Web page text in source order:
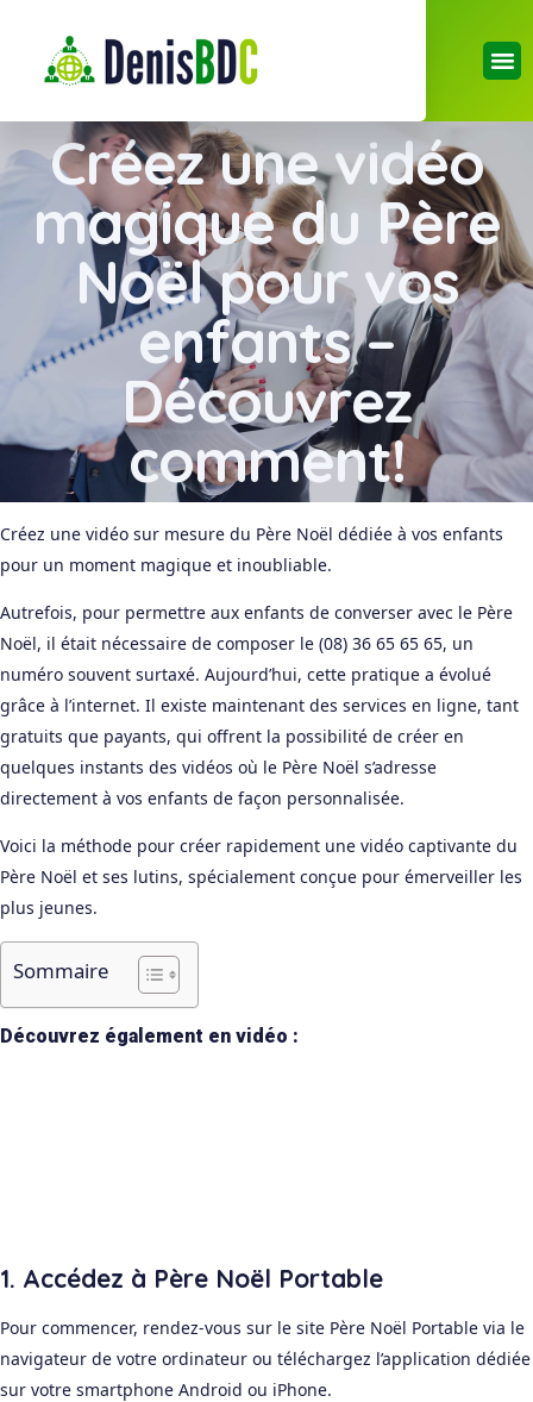
Créez une vidéo
magique du Père
Noël pour vos
enfants –
Découvrez
comment!
Créez une vidéo sur mesure du Père Noël dédiée à vos enfants
pour un moment magique et inoubliable.
Autrefois, pour permettre aux enfants de converser avec le Père
Noël, il était nécessaire de composer le (08) 36 65 65 65, un
numéro souvent surtaxé. Aujourd’hui, cette pratique a évolué
grâce à l’internet. Il existe maintenant des services en ligne, tant
gratuits que payants, qui offrent la possibilité de créer en
quelques instants des vidéos où le Père Noël s’adresse
directement à vos enfants de façon personnalisée.
Voici la méthode pour créer rapidement une vidéo captivante du
Père Noël et ses lutins, spécialement conçue pour émerveiller les
plus jeunes.
Sommaire
Découvrez également en vidéo :
1. Accédez à Père Noël Portable
Pour commencer, rendez-vous sur le site Père Noël Portable via le
navigateur de votre ordinateur ou téléchargez l’application dédiée
sur votre smartphone Android ou iPhone.